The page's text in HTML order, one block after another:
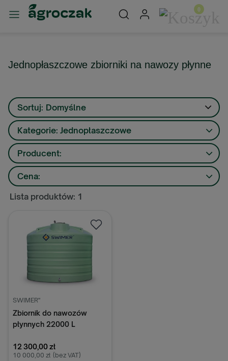
Jednopłaszczowe zbiorniki na nawozy płynne
Sortuj: Domyślne
Kategorie: Jednopłaszczowe
Producent:
Cena:
Lista produktów: 1
SWIMER"
Zbiornik do nawozów
płynnych 22000 L
12 300,00 zł
10 000,00 zł (bez VAT)